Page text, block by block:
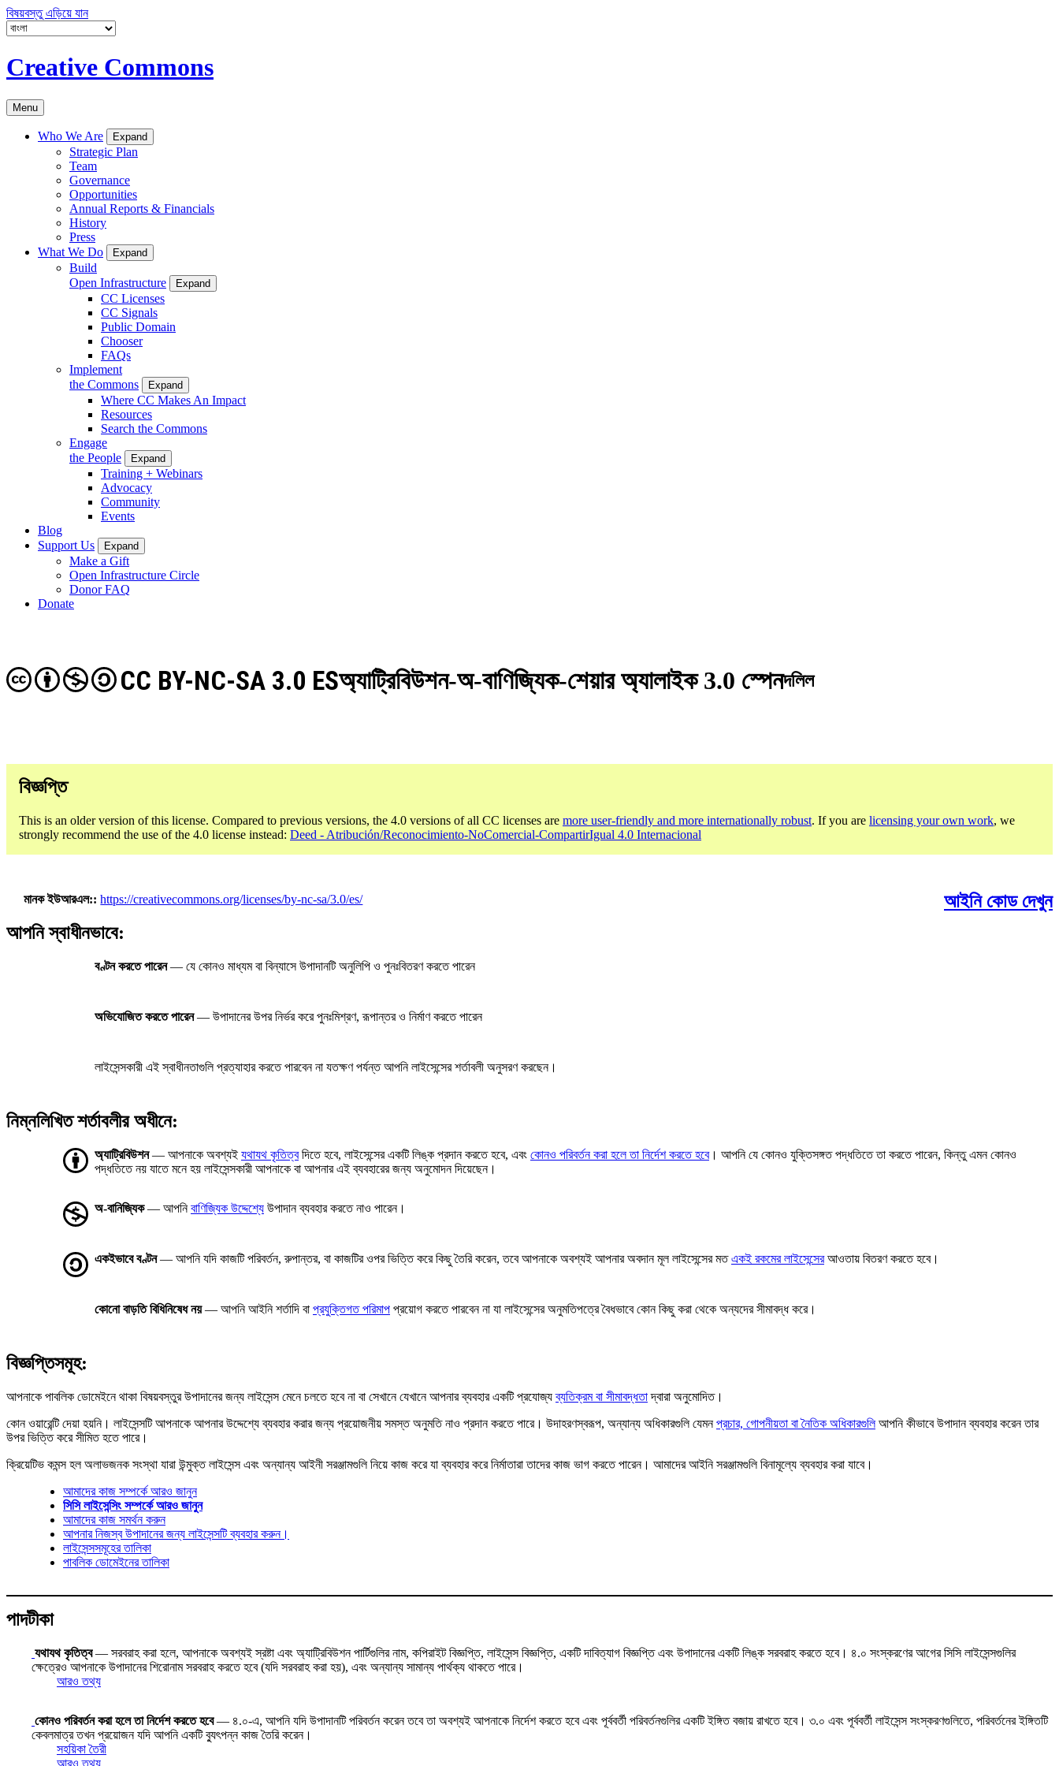
বিষয়বস্তু এড়িয়ে যান
Creative Commons
Menu
Who We Are Expand
Strategic Plan
Team
Governance
Opportunities
Annual Reports & Financials
History
Press
What We Do
Expand
Build
Open Infrastructure
Expand
CC Licenses
CC Signals
Public Domain
Chooser
FAQs
Implement
the Commons
Expand
Where CC Makes An Impact
Resources
Search the Commons
Engage
the People
Expand
Training + Webinars
Advocacy
Community
Events
Blog
Support Us
Expand
Make a Gift
Open Infrastructure Circle
Donor FAQ
Donate
অ্যাট্রিবিউশন-অ-বাণিজ্যিক-শেয়ার অ্যালাইক 3.0 স্পেন
CC BY-NC-SA 3.0 ES দলিল
বিজ্ঞপ্তি
This is an older version of this license. Compared to previous versions, the 4.0 versions of all CC licenses are more user-friendly and more internationally robust. If you are licensing your own work, we
strongly recommend the use of the 4.0 license instead: Deed - Atribución/Reconocimiento-NoComercial-CompartirIgual 4.0 Internacional
মানক ইউআরএল: https://creativecommons.org/licenses/by-nc-sa/3.0/es/
আইনি কোড দেখুন
আপনি স্বাধীনভাবে:
বণ্টন করতে পারেন— যে কোনও মাধ্যম বা বিন্যাসে উপাদানটি অনুলিপি ও পুনঃবিতরণ করতে পারেন
অভিযোজিত করতে পারেন— উপাদানের উপর নির্ভর করে পুনঃমিশ্রণ, রূপান্তর ও নির্মাণ করতে পারেন
লাইসেন্সকারী এই স্বাধীনতাগুলি প্রত্যাহার করতে পারবেন না যতক্ষণ পর্যন্ত আপনি লাইসেন্সের শর্তাবলী অনুসরণ করছেন।
নিম্নলিখিত শর্তাবলীর অধীনে:
অ্যাট্রিবিউশন— আপনাকে অবশ্যই যথাযথ কৃতিত্বদিতে হবে, লাইসেন্সের একটি লিঙ্ক প্রদান করতে হবে, এবং কোনও পরিবর্তন করা হলে তা নির্দেশ করতে হবে। আপনি যে কোনও যুক্তিসঙ্গত পদ্ধতিতে তা করতে পারেন, কিন্তু এমন কোনও
পদ্ধতিতে নয় যাতে মনে হয় লাইসেন্সকারী আপনাকে বা আপনার এই ব্যবহারের জন্য অনুমোদন দিয়েছেন।
অ-বানিজ্যিক— আপনিবাণিজ্যিক উদ্দেশ্যে উপাদান ব্যবহার করতে নাও পারেন।
একইভাবে বণ্টন— আপনি যদি কাজটি পরিবর্তন, রুপান্তর, বা কাজটির ওপর ভিত্তি করে কিছু তৈরি করেন, তবে আপনাকে অবশ্যই আপনার অবদান মূল লাইসেন্সের মতএকই রকমের লাইসেন্সেরআওতায় বিতরণ করতে হবে।
কোনো বাড়তি বিধিনিষেধ নয়— আপনি আইনি শর্তাদি বা প্রযুক্তিগত পরিমাপ প্রয়োগ করতে পারবেন না যা লাইসেন্সের অনুমতিপত্রে বৈধভাবে কোন কিছু করা থেকে অন্যদের সীমাবদ্ধ করে।
বিজ্ঞপ্তিসমূহ:
আপনাকে পাবলিক ডোমেইনে থাকা বিষয়বস্তুর উপাদানের জন্য লাইসেন্স মেনে চলতে হবে না বা সেখানে যেখানে আপনার ব্যবহার একটি প্রযোজ্যব্যতিক্রম বা সীমাবদ্ধতাদ্বারা অনুমোদিত।
কোন ওয়ারেন্টি দেয়া হয়নি। লাইসেন্সটি আপনাকে আপনার উদ্দেশ্যে ব্যবহার করার জন্য প্রয়োজনীয় সমস্ত অনুমতি নাও প্রদান করতে পারে। উদাহরণস্বরূপ, অন্যান্য অধিকারগুলি যেমনপ্রচার, গোপনীয়তা বা নৈতিক অধিকারগুলিআপনি কীভাবে উপাদান ব্যবহার করেন তার
উপর ভিত্তি করে সীমিত হতে পারে।
ক্রিয়েটিভ কমন্স হল অলাভজনক সংস্থা যারা উন্মুক্ত লাইসেন্স এবং অন্যান্য আইনী সরঞ্জামগুলি নিয়ে কাজ করে যা ব্যবহার করে নির্মাতারা তাদের কাজ ভাগ করতে পারেন। আমাদের আইনি সরঞ্জামগুলি বিনামূল্যে ব্যবহার করা যাবে।
আমাদের কাজ সম্পর্কে আরও জানুন
সিসি লাইসেন্সিং সম্পর্কে আরও জানুন
আমাদের কাজ সমর্থন করুন
আপনার নিজস্ব উপাদানের জন্য লাইসেন্সটি ব্যবহার করুন।
লাইসেন্সসমূহের তালিকা
পাবলিক ডোমেইনের তালিকা
পাদটীকা
যথাযথ কৃতিত্ব— সরবরাহ করা হলে, আপনাকে অবশ্যই স্রষ্টা এবং অ্যাট্রিবিউশন পার্টিগুলির নাম, কপিরাইট বিজ্ঞপ্তি, লাইসেন্স বিজ্ঞপ্তি, একটি দাবিত্যাগ বিজ্ঞপ্তি এবং উপাদানের একটি লিঙ্ক সরবরাহ করতে হবে। ৪.০ সংস্করণের আগের সিসি লাইসেন্সগুলির
ক্ষেত্রেও আপনাকে উপাদানের শিরোনাম সরবরাহ করতে হবে (যদি সরবরাহ করা হয়), এবং অন্যান্য সামান্য পার্থক্য থাকতে পারে।
আরও তথ্য
কোনও পরিবর্তন করা হলে তা নির্দেশ করতে হবে— ৪.০-এ, আপনি যদি উপাদানটি পরিবর্তন করেন তবে তা অবশ্যই আপনাকে নির্দেশ করতে হবে এবং পূর্ববর্তী পরিবর্তনগুলির একটি ইঙ্গিত বজায় রাখতে হবে। ৩.০ এবং পূর্ববর্তী লাইসেন্স সংস্করণগুলিতে, পরিবর্তনের ইঙ্গিতটি
কেবলমাত্র তখন প্রয়োজন যদি আপনি একটি ব্যুৎপন্ন কাজ তৈরি করেন।
সহয়িকা তৈরী
আরও তথ্য